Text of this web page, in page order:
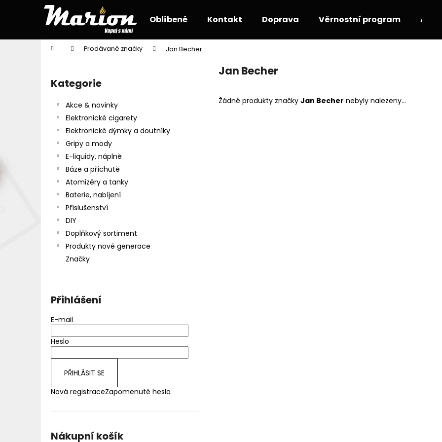
Oblíbené Kontakt Doprava Věrnostní program
Domů Prodávané značky Jan Becher
Přeskočit
kategorie
Kategorie
Akce & novinky
Elektronické cigarety
Elektronické dýmky a doutníky
Gripy a mody
E-liquidy, náplně
Báze a příchutě
Atomizéry a tanky
Baterie, nabíjení
Příslušenství
DIY
Doplňkový sortiment
Produkty nové generace
Značky
Přihlášení
E-mail
Heslo
PŘIHLÁSIT SE
Nová registraceZapomenuté heslo
Nákupní košík
Jan Becher
Žádné produkty značky Jan Becher nebyly nalezeny...
í
Zpět
do
Zpět
do
DEKANG DESERT SHIP 10ML 18MG
155 Kč
Původně: 195 Kč